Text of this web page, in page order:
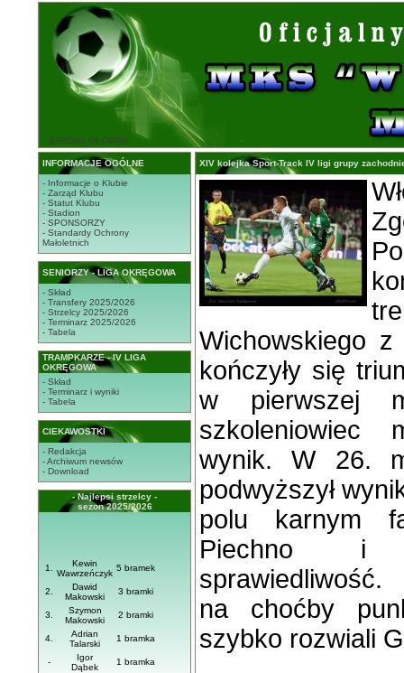
STRONA GŁÓWNA
INFORMACJE OGÓLNE
- Informacje o Klubie
- Zarząd Klubu
- Statut Klubu
- Stadion
- SPONSORZY
- Standardy Ochrony
Małoletnich
SENIORZY - LIGA OKRĘGOWA
- Skład
- Transfery 2025/2026
- Strzelcy 2025/2026
- Terminarz 2025/2026
- Tabela
TRAMPKARZE - IV LIGA
OKRĘGOWA
- Skład
- Terminarz i wyniki
- Tabela
CIEKAWOSTKI
- Redakcja
- Archiwum newsów
- Download
- Najlepsi strzelcy -
sezon 2025/2026
1.
Kewin
Wawrzeńczyk
5 bramek
2.
Dawid
Makowski
3 bramki
3.
Szymon
Makowski
2 bramki
4.
Adrian
Talarski
1 bramka
-
Igor
Dąbek
1 bramka
XIV kolejka Sport-Track IV ligi grupy
Wichowskiego
kończyły się
w pierwszej
szkoleniowiec
wynik. W 26.
podwyższył
polu karnym
Piechno i
na choćby
szybko rozwiali